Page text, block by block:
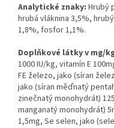
Analytické znaky: Hrubý
hrubá vláknina 3,5%,
1,8%, fosfor 1,1%.
Doplňkové látky v mg/
1000 IU/kg, vitamín E
FE železo, jako (síran
jako (síran měďnatý
zinečnatý monohydrát)
manganatý monohydrát)
1,5mg, Se selen, jako